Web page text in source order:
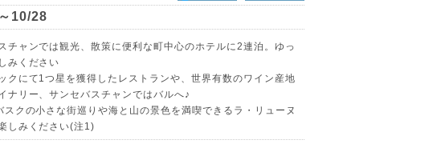
10/28
チャンでは観光、散策に便利な町中心のホテルに2連泊。ゆっ
みください
クにて1つ星を獲得したレストランや、世界有数のワイン産地
ナリー、サンセバスチャンではバルへ♪
スクの小さな街巡りや海と山の景色を満喫できるラ・リューヌ
しみください(注1)